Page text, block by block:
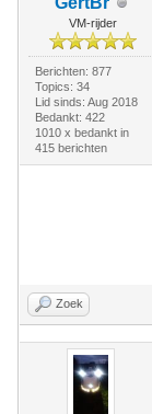
VM-rijder
Berichten: 877
Topics: 34
Lid sinds: Aug 2018
Bedankt: 422
1010 x bedankt in
415 berichten
Zoek